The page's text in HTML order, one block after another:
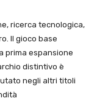
ricerca tecnologica,
Il gioco base
prima espansione
distintivo è
negli altri titoli